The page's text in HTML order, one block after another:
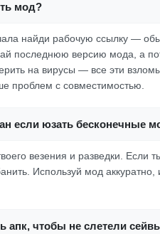
мод?
найди рабочую ссылку —
последнюю версию мода, а
на вирусы — все эти
проблем с совместимостью.
если юзать бесконечные
везения и разведки.
Используй мод
апк, чтобы не слетели